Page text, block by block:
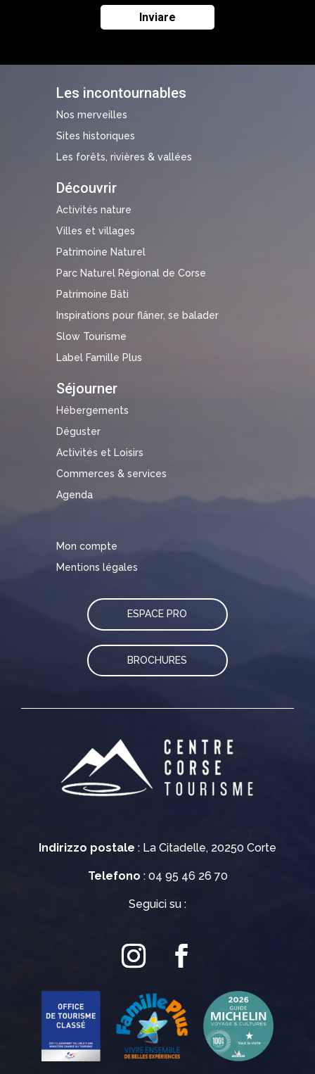
Indirizzo postale : La Citadelle, 20250 Corte
Telefono : 04 95 46 26 70
Seguici su :
Les incontournables
Nos merveilles
Sites historiques
Les forêts, rivières & vallées
Découvrir
Activités nature
Villes et villages
Patrimoine Naturel
Parc Naturel Régional de Corse
Patrimoine Bâti
Inspirations pour flâner, se balader
Slow Tourisme
Label Famille Plus
Séjourner
Hébergements
Déguster
Activités et Loisirs
Commerces & services
Agenda
Mon compte
Mentions légales
ESPACE PRO
BROCHURES